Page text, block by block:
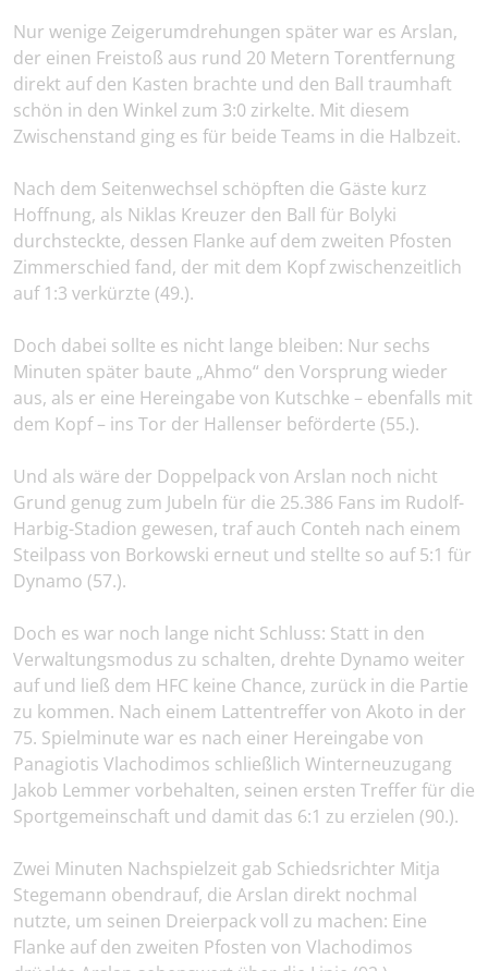
Nur wenige Zeigerumdrehungen später war es Arslan,
der einen Freistoß aus rund 20 Metern Torentfernung
direkt auf den Kasten brachte und den Ball traumhaft
schön in den Winkel zum 3:0 zirkelte. Mit diesem
Zwischenstand ging es für beide Teams in die Halbzeit.
Nach dem Seitenwechsel schöpften die Gäste kurz
Hoffnung, als Niklas Kreuzer den Ball für Bolyki
durchsteckte, dessen Flanke auf dem zweiten Pfosten
Zimmerschied fand, der mit dem Kopf zwischenzeitlich
auf 1:3 verkürzte (49.).
Doch dabei sollte es nicht lange bleiben: Nur sechs
Minuten später baute „Ahmo“ den Vorsprung wieder
aus, als er eine Hereingabe von Kutschke – ebenfalls mit
dem Kopf – ins Tor der Hallenser beförderte (55.).
Und als wäre der Doppelpack von Arslan noch nicht
Grund genug zum Jubeln für die 25.386 Fans im Rudolf-
Harbig-Stadion gewesen, traf auch Conteh nach einem
Steilpass von Borkowski erneut und stellte so auf 5:1 für
Dynamo (57.).
Doch es war noch lange nicht Schluss: Statt in den
Verwaltungsmodus zu schalten, drehte Dynamo weiter
auf und ließ dem HFC keine Chance, zurück in die Partie
zu kommen. Nach einem Lattentreffer von Akoto in der
75. Spielminute war es nach einer Hereingabe von
Panagiotis Vlachodimos schließlich Winterneuzugang
Jakob Lemmer vorbehalten, seinen ersten Treffer für die
Sportgemeinschaft und damit das 6:1 zu erzielen (90.).
Zwei Minuten Nachspielzeit gab Schiedsrichter Mitja
Stegemann obendrauf, die Arslan direkt nochmal
nutzte, um seinen Dreierpack voll zu machen: Eine
Flanke auf den zweiten Pfosten von Vlachodimos